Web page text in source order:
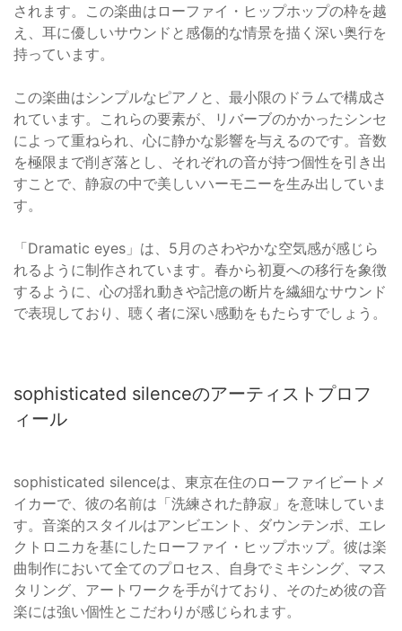
されます。この楽曲はローファイ・ヒップホップの枠を越
え、耳に優しいサウンドと感傷的な情景を描く深い奥行を
持っています。
この楽曲はシンプルなピアノと、最小限のドラムで構成さ
れています。これらの要素が、リバーブのかかったシンセ
によって重ねられ、心に静かな影響を与えるのです。音数
を極限まで削ぎ落とし、それぞれの音が持つ個性を引き出
すことで、静寂の中で美しいハーモニーを生み出していま
す。
「Dramatic eyes」は、5月のさわやかな空気感が感じら
れるように制作されています。春から初夏への移行を象徴
するように、心の揺れ動きや記憶の断片を繊細なサウンド
で表現しており、聴く者に深い感動をもたらすでしょう。
sophisticated silenceのアーティストプロフ
ィール
sophisticated silenceは、東京在住のローファイビートメ
イカーで、彼の名前は「洗練された静寂」を意味していま
す。音楽的スタイルはアンビエント、ダウンテンポ、エレ
クトロニカを基にしたローファイ・ヒップホップ。彼は楽
曲制作において全てのプロセス、自身でミキシング、マス
タリング、アートワークを手がけており、そのため彼の音
楽には強い個性とこだわりが感じられます。